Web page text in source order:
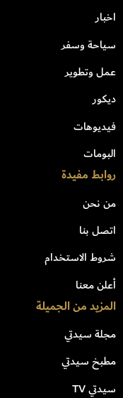
اخبار
سياحة وسفر
عمل وتطوير
ديكور
فيديوهات
البومات
روابط مفيدة
من نحن
اتصل بنا
شروط الاستخدام
أعلن معنا
المزيد من الجميلة
مجلة سيدتي
مطبخ سيدتي
سيدتي TV